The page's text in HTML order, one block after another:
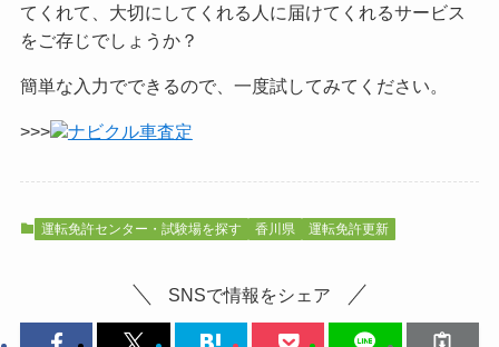
てくれて、大切にしてくれる人に届けてくれるサービス
をご存じでしょうか？
簡単な入力でできるので、一度試してみてください。
>>> ナビクル車査定
運転免許センター・試験場を探す 香川県 運転免許更新
SNSで情報をシェア